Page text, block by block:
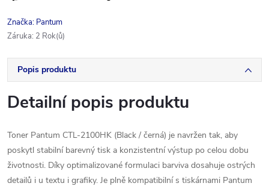
Značka: Pantum
Záruka: 2 Rok(ů)
Popis produktu
Detailní popis produktu
Toner Pantum CTL-2100HK (Black / černá) je navržen tak, aby
poskytl stabilní barevný tisk a konzistentní výstup po celou dobu
životnosti. Díky optimalizované formulaci barviva dosahuje ostrých
detailů i u textu i grafiky. Je plně kompatibilní s tiskárnami Pantum